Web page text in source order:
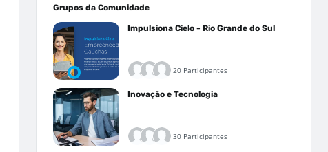
Grupos da Comunidade
Impulsiona Cielo - Rio Grande do Sul
20 Participantes
Inovação e Tecnologia
30 Participantes